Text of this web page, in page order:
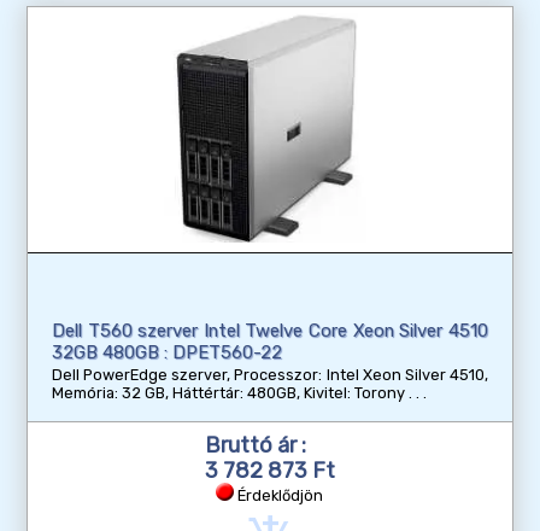
Dell T560 szerver Intel Twelve Core Xeon Silver 4510
32GB 480GB : DPET560-22
Dell PowerEdge szerver, Processzor: Intel Xeon Silver 4510,
Memória: 32 GB, Háttértár: 480GB, Kivitel: Torony
Bruttó ár :
3 782 873 Ft
Érdeklődjön